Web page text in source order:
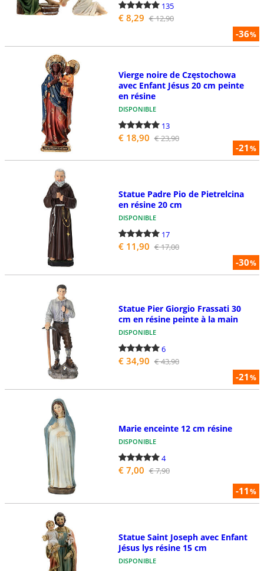
-36%
135
€ 8,29 € 12,90
-21%
Vierge noire de Częstochowa
avec Enfant Jésus 20 cm peinte
en résine
DISPONIBLE
13
€ 18,90 € 23,90
-30%
Statue Padre Pio de Pietrelcina
en résine 20 cm
DISPONIBLE
17
€ 11,90 € 17,00
-21%
Statue Pier Giorgio Frassati 30
cm en résine peinte à la main
DISPONIBLE
6
€ 34,90 € 43,90
-11%
Marie enceinte 12 cm résine
DISPONIBLE
4
€ 7,00 € 7,90
Statue Saint Joseph avec Enfant
Jésus lys résine 15 cm
DISPONIBLE